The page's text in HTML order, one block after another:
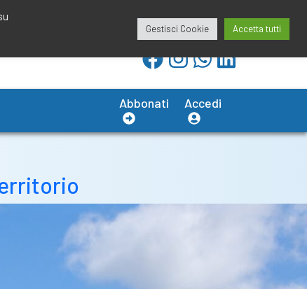
Abbonati Accedi
Gestisci Cookie Accetta tutti